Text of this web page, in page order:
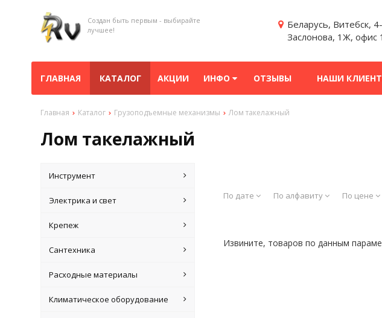
Создан быть первым - выбирайте
лучшее!
Беларусь, Витебск,
Заслонова, 1Ж, офис
ГЛАВНАЯ КАТАЛОГ АКЦИИ ИНФО ОТЗЫВЫ НАШИ
Главная Каталог Грузоподъемные механизмы Лом такелажный
Лом такелажный
Инструмент
Электрика и свет
Крепеж
Сантехника
Расходные материалы
Климатическое оборудование
По дате По алфавиту По цене
Извините, товаров по данным